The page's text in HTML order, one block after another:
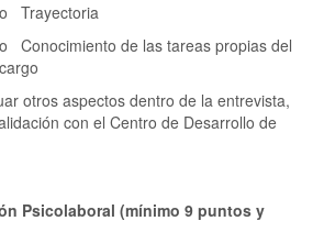
o Trayectoria
o Conocimiento de las tareas propias del
cargo
otros aspectos dentro de la entrevista,
con el Centro de Desarrollo de
Psicolaboral (mínimo 9 puntos y